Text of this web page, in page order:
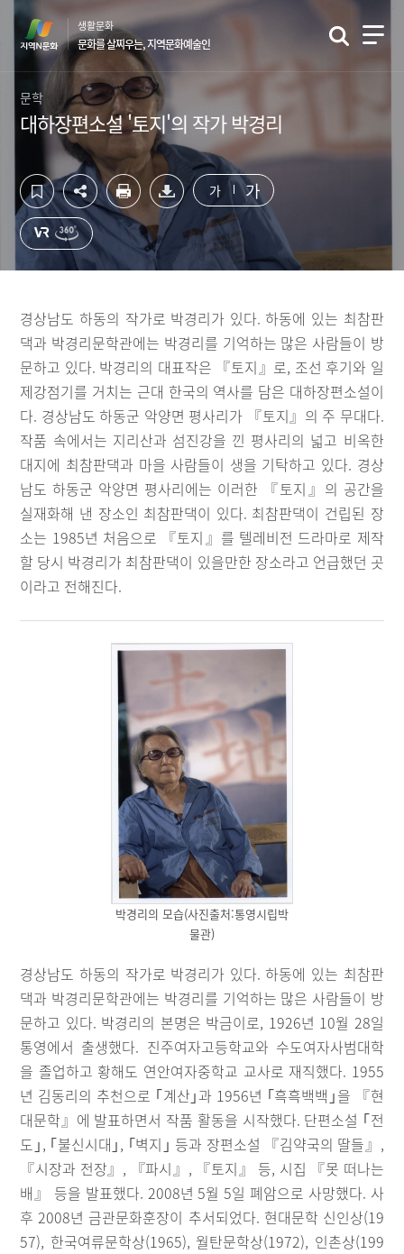
생활문화
문화를 살찌우는, 지역문화예술인
문학
대하장편소설 '토지'의 작가 박경리
가 가
경상남도 하동의 작가로 박경리가 있다. 하동에 있는 최참판
댁과 박경리문학관에는 박경리를 기억하는 많은 사람들이 방
문하고 있다. 박경리의 대표작은 『토지』로, 조선 후기와 일
제강점기를 거치는 근대 한국의 역사를 담은 대하장편소설이
다. 경상남도 하동군 악양면 평사리가 『토지』의 주 무대다.
작품 속에서는 지리산과 섬진강을 낀 평사리의 넓고 비옥한
대지에 최참판댁과 마을 사람들이 생을 기탁하고 있다. 경상
남도 하동군 악양면 평사리에는 이러한 『토지』의 공간을
실재화해 낸 장소인 최참판댁이 있다. 최참판댁이 건립된 장
소는 1985년 처음으로 『토지』를 텔레비전 드라마로 제작
할 당시 박경리가 최참판댁이 있을만한 장소라고 언급했던 곳
이라고 전해진다.
박경리의 모습(사진출처:통영시립박
물관)
경상남도 하동의 작가로 박경리가 있다. 하동에 있는 최참판
댁과 박경리문학관에는 박경리를 기억하는 많은 사람들이 방
문하고 있다. 박경리의 본명은 박금이로, 1926년 10월 28일
통영에서 출생했다. 진주여자고등학교와 수도여자사범대학
을 졸업하고 황해도 연안여자중학교 교사로 재직했다. 1955
년 김동리의 추천으로 ｢계산｣과 1956년 ｢흑흑백백｣을 『현
대문학』에 발표하면서 작품 활동을 시작했다. 단편소설 ｢전
도｣, ｢불신시대｣, ｢벽지｣ 등과 장편소설 『김약국의 딸들』,
『시장과 전장』, 『파시』, 『토지』 등, 시집 『못 떠나는
배』 등을 발표했다. 2008년 5월 5일 폐암으로 사망했다. 사
후 2008년 금관문화훈장이 추서되었다. 현대문학 신인상(19
57), 한국여류문학상(1965), 월탄문학상(1972), 인촌상(199